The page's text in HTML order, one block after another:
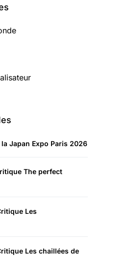
Japan Expo Paris 2026
The perfect
Les
Les chaillées de